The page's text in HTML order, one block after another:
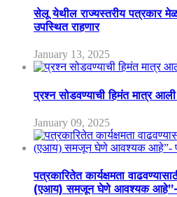
सेलू येथील राज्यस्तरीय पत्रकार
उपस्थित राहणार
January 13, 2025
प्रश्न सोडवण्याची हिमंत मात्र
January 09, 2025
पत्रकारितेत कार्यक्षमता
(एआय) समजून घेणे आवश्यक आहे”-